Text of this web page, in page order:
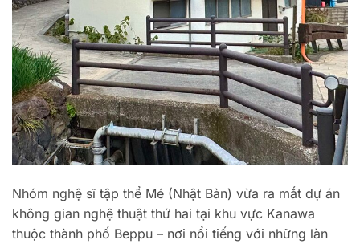
Nhóm nghệ sĩ tập thể Mé (Nhật Bản) vừa ra mắt dự án
không gian nghệ thuật thứ hai tại khu vực Kanawa
thuộc thành phố Beppu – nơi nổi tiếng với những làn